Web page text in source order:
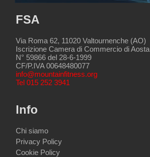
FSA
Via Roma 62, 11020 Valtournenche (AO)
Iscrizione Camera di Commercio di Aosta
N° 59866 del 28-6-1999
CF/P.IVA 00648480077
info@mountainfitness.org
Tel 015 252 3941
Info
Chi siamo
Privacy Policy
Cookie Policy